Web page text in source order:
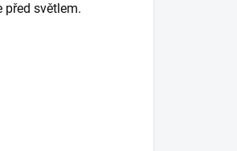
před světlem.